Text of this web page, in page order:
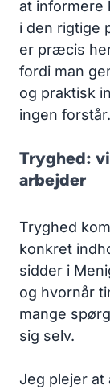
at informere
i den rigtige
er præcis
fordi man
og praktisk
ingen forstår.
Tryghed:
arbejder
Tryghed
konkret
sidder i
og hvornår
mange
sig selv.
Jeg plejer at